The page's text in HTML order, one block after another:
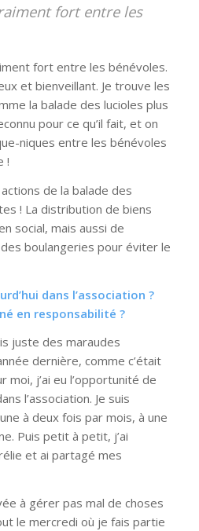
fort entre les
fort entre les bénévoles.
et bienveillant. Je trouve les
la balade des lucioles plus
pour ce qu’il fait, et on
niques entre les bénévoles
!
de la balade des
! La distribution de biens
social, mais aussi de
boulangeries pour éviter le
dans l’association ?
en responsabilité ?
juste des maraudes
dernière, comme c’était
moi, j’ai eu l’opportunité de
l’association. Je suis
à deux fois par mois, à une
Puis petit à petit, j’ai
et ai partagé mes
à gérer pas mal de choses
le mercredi où je fais partie